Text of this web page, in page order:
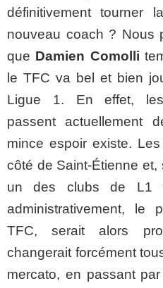
définitivement tourner
nouveau coach ? Nous
que Damien Comolli
le TFC va bel et bien
Ligue 1. En effet, les
passent actuellement
mince espoir existe.
côté de Saint-Étienne
un des clubs de L1
administrativement, le
TFC, serait alors
changerait forcément
mercato, en passant